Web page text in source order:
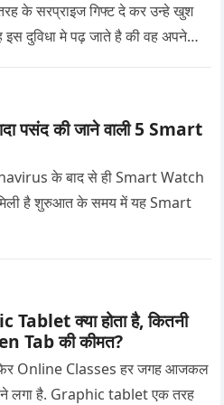
के सरप्राइज गिफ्ट दे कर उन्हे खुश
दुविधा मे पढ़ जाते है की वह अपने
पसंद की जाने वाली 5 Smart
के बाद से ही Smart Watch
है शुरुआत के समय में यह Smart
Tablet क्या होता है, कितनी
Tab की कीमत?
Online Classes हर जगह आजकल
लगा है. Graphic tablet एक तरह